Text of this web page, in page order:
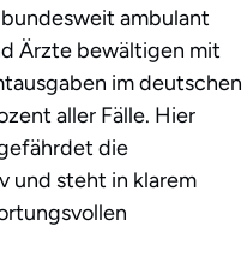
ambulant
Ärzte bewältigen mit
im deutschen
aller Fälle. Hier
die
und steht in klarem